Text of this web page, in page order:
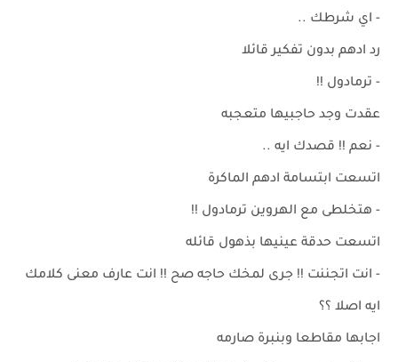
- اي شرطك ..
رد ادهم بدون تفكير قائلا
- ترمادول !!
عقدت وجد حاجبيها متعجبه
- نعم !! قصدك ايه ..
اتسعت ابتسامة ادهم الماكرة
- هتخلطى مع الهروين ترمادول !!
اتسعت حدقة عينيها بذهول قائله
- انت اتجننت !! جرى لمخك حاجه صح !! انت عارف معنى كلامك
ايه اصلا ؟؟
اجابها مقاطعا وبنبرة صارمه